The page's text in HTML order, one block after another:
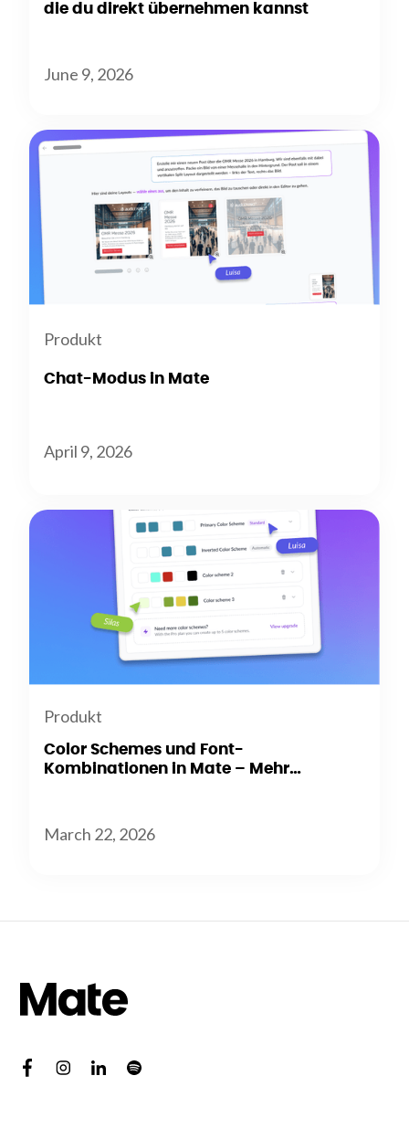
die du direkt übernehmen kannst
June 9, 2026
Produkt
Chat-Modus in Mate
April 9, 2026
Produkt
Color Schemes und Font-
Kombinationen in Mate – Mehr
March 22, 2026